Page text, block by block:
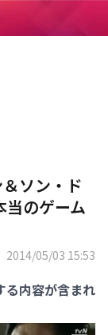
ソン・ド
当のゲーム
2014/05/03 15:53
内容が含まれ